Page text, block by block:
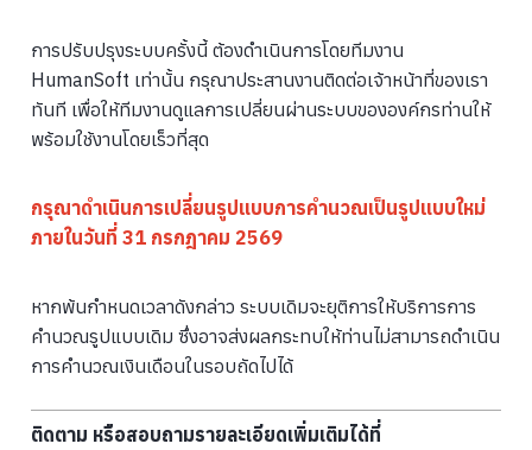
การปรับปรุงระบบครั้งนี้ ต้องดำเนินการโดยทีมงาน
HumanSoft เท่านั้น กรุณาประสานงานติดต่อเจ้าหน้าที่ของเรา
ทันที เพื่อให้ทีมงานดูแลการเปลี่ยนผ่านระบบขององค์กรท่านให้
พร้อมใช้งานโดยเร็วที่สุด
กรุณาดำเนินการเปลี่ยนรูปแบบการคำนวณเป็นรูปแบบใหม่
ภายในวันที่ 31 กรกฎาคม 2569
หากพ้นกำหนดเวลาดังกล่าว ระบบเดิมจะยุติการให้บริการการ
คำนวณรูปแบบเดิม ซึ่งอาจส่งผลกระทบให้ท่านไม่สามารถดำเนิน
การคำนวณเงินเดือนในรอบถัดไปได้
ติดตาม หรือสอบถามรายละเอียดเพิ่มเติมได้ที่